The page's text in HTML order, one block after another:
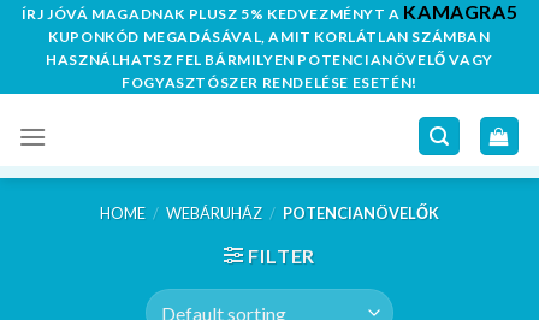
SkipÍRJ JÓVÁ MAGADNAK PLUSZ 5% KEDVEZMÉNYT A KAMAGRA5
KUPONKÓD MEGADÁSÁVAL, AMIT KORLÁTLAN SZÁMBAN
HASZNÁLHATSZ FEL BÁRMILYEN POTENCIANÖVELŐ VAGY
FOGYASZTÓSZER RENDELÉSE ESETÉN!
HOME / WEBÁRUHÁZ / POTENCIANÖVELŐK
FILTER